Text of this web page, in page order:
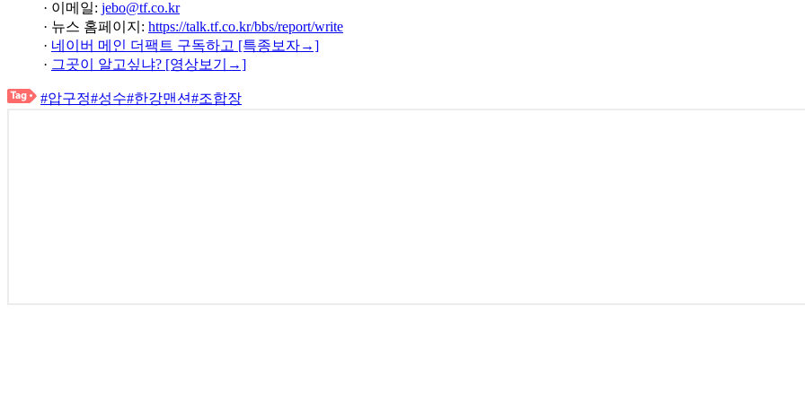
· 이메일: jebo@tf.co.kr
· 뉴스 홈페이지: https://talk.tf.co.kr/bbs/report/write
· 네이버 메인 더팩트 구독하고 [특종보자→]
· 그곳이 알고싶냐? [영상보기→]
#압구정#성수#한강맨션#조합장